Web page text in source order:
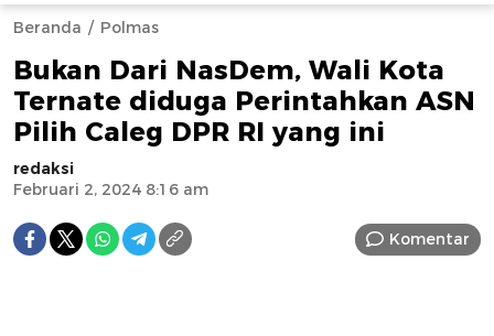
Beranda Polmas
Bukan Dari NasDem, Wali Kota
Ternate diduga Perintahkan ASN
Pilih Caleg DPR RI yang ini
redaksi
Februari 2, 2024 8:16 am
Komentar